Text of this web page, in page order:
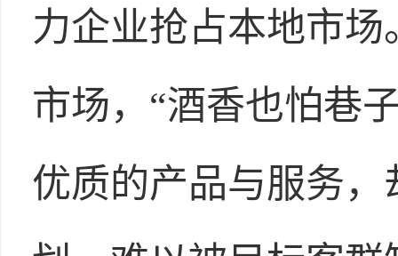
力企业抢占本地市
市场，“酒香也怕巷
优质的产品与服务